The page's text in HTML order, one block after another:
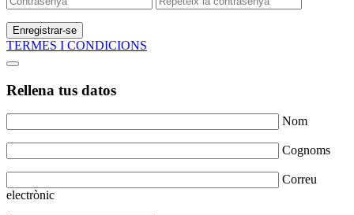
Enregistrar-se
TERMES I CONDICIONS
Rellena tus datos
Nom
Cognoms
Correu
electrònic